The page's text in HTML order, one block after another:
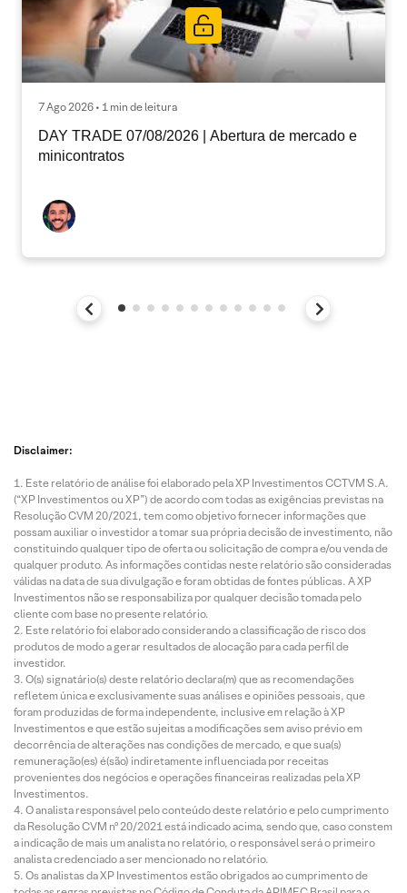
7 Ago 2026 • 1 min de leitura
DAY TRADE 07/08/2026 | Abertura de mercado e
minicontratos
Disclaimer:
Este relatório de análise foi elaborado pela XP Investimentos CCTVM S.A.
(“XP Investimentos ou XP”) de acordo com todas as exigências previstas na
Resolução CVM 20/2021, tem como objetivo fornecer informações que
possam auxiliar o investidor a tomar sua própria decisão de investimento, não
constituindo qualquer tipo de oferta ou solicitação de compra e/ou venda de
qualquer produto. As informações contidas neste relatório são consideradas
válidas na data de sua divulgação e foram obtidas de fontes públicas. A XP
Investimentos não se responsabiliza por qualquer decisão tomada pelo
cliente com base no presente relatório.
Este relatório foi elaborado considerando a classificação de risco dos
produtos de modo a gerar resultados de alocação para cada perfil de
investidor.
O(s) signatário(s) deste relatório declara(m) que as recomendações
refletem única e exclusivamente suas análises e opiniões pessoais, que
foram produzidas de forma independente, inclusive em relação à XP
Investimentos e que estão sujeitas a modificações sem aviso prévio em
decorrência de alterações nas condições de mercado, e que sua(s)
remuneração(es) é(são) indiretamente influenciada por receitas
provenientes dos negócios e operações financeiras realizadas pela XP
Investimentos.
O analista responsável pelo conteúdo deste relatório e pelo cumprimento
da Resolução CVM nº 20/2021 está indicado acima, sendo que, caso constem
a indicação de mais um analista no relatório, o responsável será o primeiro
analista credenciado a ser mencionado no relatório.
Os analistas da XP Investimentos estão obrigados ao cumprimento de